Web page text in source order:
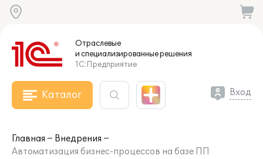
Отраслевые
и специализированныерешения
1С:Предприятие
Каталог Вход
Главная
Внедрения
Автоматизация бизнес-процессов на базе ПП